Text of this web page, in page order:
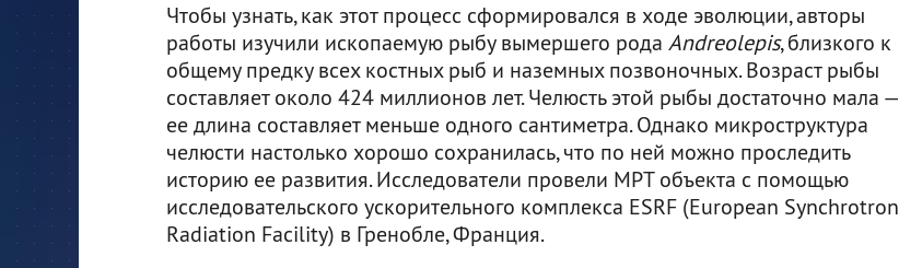
Чтобы узнать, как этот процесс сформировался в ходе эволюции, авторы
работы изучили ископаемую рыбу вымершего рода Andreolepis, близкого к
общему предку всех костных рыб и наземных позвоночных. Возраст рыбы
составляет около 424 миллионов лет. Челюсть этой рыбы достаточно мала —
ее длина составляет меньше одного сантиметра. Однако микроструктура
челюсти настолько хорошо сохранилась, что по ней можно проследить
историю ее развития. Исследователи провели МРТ объекта с помощью
исследовательского ускорительного комплекса ESRF (European Synchrotron
Radiation Facility) в Гренобле, Франция.